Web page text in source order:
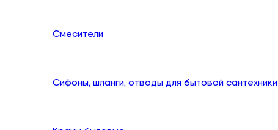
Смесители
Сифоны, шланги, отводы для бытовой сантехники